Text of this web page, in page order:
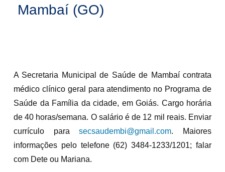
Mambaí (GO)
A Secretaria Municipal de Saúde de Mambaí contrata
médico clínico geral para atendimento no Programa de
Saúde da Família da cidade, em Goiás. Cargo horária
de 40 horas/semana. O salário é de 12 mil reais. Enviar
currículo parasecsaudembi@gmail.com. Maiores
informações pelo telefone (62) 3484-1233/1201; falar
com Dete ou Mariana.